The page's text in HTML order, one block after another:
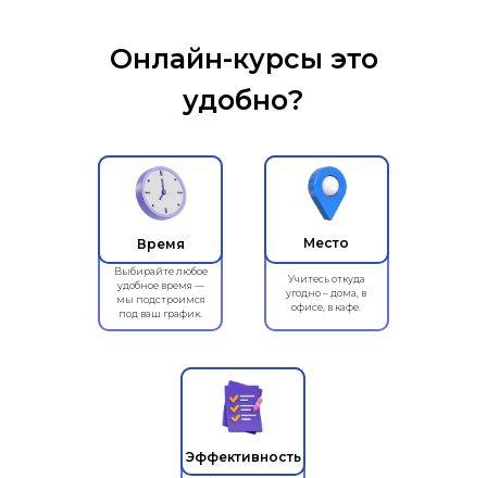
Выбирайте любое
удобное время —
мы подстроимся
под ваш график.
Учитесь откуда
угодно – дома, в
офисе, в кафе.
Место
Время
Эффективность
Онлайн-курсы это
удобно?